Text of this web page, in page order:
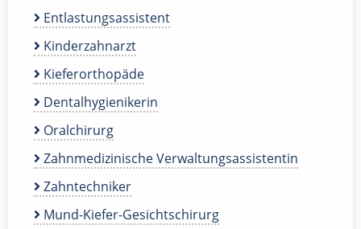
Entlastungsassistent
Kinderzahnarzt
Kieferorthopäde
Dentalhygienikerin
Oralchirurg
Zahnmedizinische Verwaltungsassistentin
Zahntechniker
Mund-Kiefer-Gesichtschirurg